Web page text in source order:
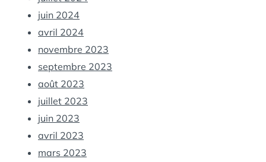
juin 2024
avril 2024
novembre 2023
septembre 2023
août 2023
juillet 2023
juin 2023
avril 2023
mars 2023